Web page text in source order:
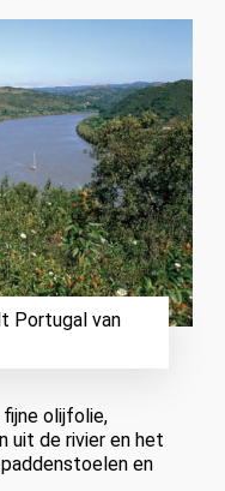
Portugal van
fijne olijfolie,
uit de rivier en het
en